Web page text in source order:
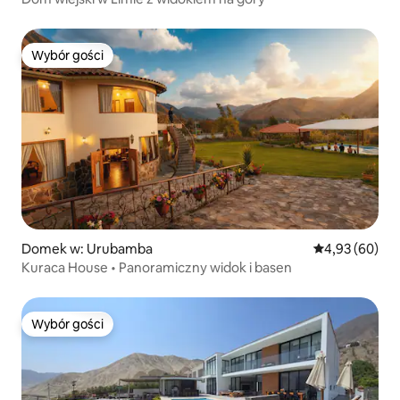
Wybór gości
Wybór gości
Domek w: Urubamba Średnia
4,93 (60)
Kuraca House • Panoramiczny widok i basen
Wybór gości
Wybór gości